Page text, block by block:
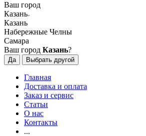
Ваш город
Казань
Казань
Набережные Челны
Самара
Ваш город Казань?
Да Выбрать другой
Главная
Доставка и оплата
Заказ и сервис
Статьи
О нас
Контакты
...